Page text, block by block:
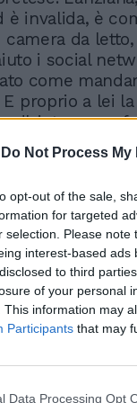
Do Not Process
opt-out of the sale,
for targeted
selection. Please
interest-based
to third
of your personal
This information may
Participants that may
Data Processing Opt
è invalida, è
da
i social
come
E proprio a lei
d'aiuto e una
porta sbarrata.
e una
ha
con
di
ha
quanto
puntando